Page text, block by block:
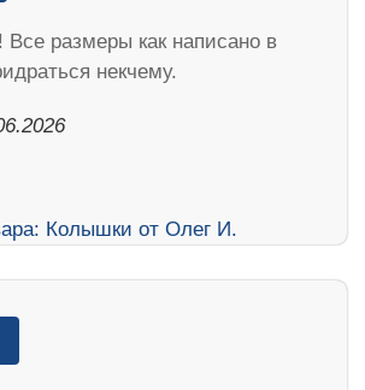
Все размеры как написано в
некчему.